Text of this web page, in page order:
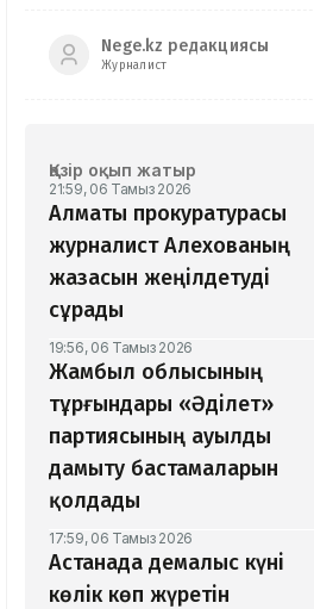
Nege.kz редакциясы
Журналист
Қазір оқып жатыр
21:59, 06 Тамыз 2026
Алматы прокуратурасы
журналист Алехованың
жазасын жеңілдетуді
сұрады
19:56, 06 Тамыз 2026
Жамбыл облысының
тұрғындары «Әділет»
партиясының ауылды
дамыту бастамаларын
қолдады
17:59, 06 Тамыз 2026
Астанада демалыс күні
көлік көп жүретін